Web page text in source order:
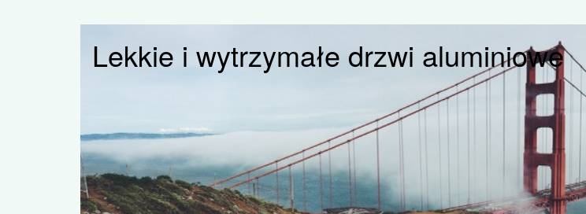
Lekkie i wytrzymałe drzwi aluminiowe